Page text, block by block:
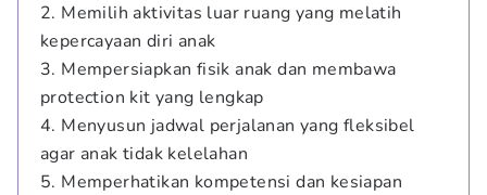
2. Memilih aktivitas luar ruang yang melatih
kepercayaan diri anak
3. Mempersiapkan fisik anak dan membawa
protection kit yang lengkap
4. Menyusun jadwal perjalanan yang fleksibel
agar anak tidak kelelahan
5. Memperhatikan kompetensi dan kesiapan